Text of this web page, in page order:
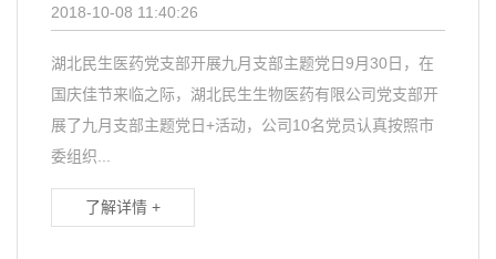
2018-10-08 11:40:26
湖北民生医药党支部开展九月支部主题党日9月30日，在
国庆佳节来临之际，湖北民生生物医药有限公司党支部开
展了九月支部主题党日+活动，公司10名党员认真按照市
委组织...
了解详情 +